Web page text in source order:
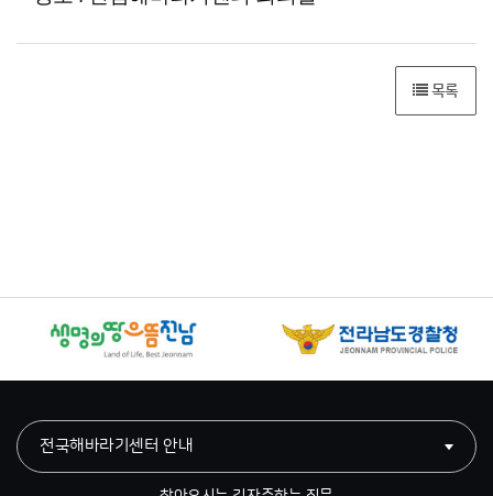
목록
전국해바라기센터 안내